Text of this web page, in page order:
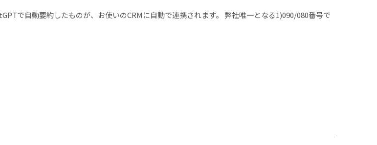
で自動要約したものが、お使いのCRMに自動で連携されます。 弊社唯一となる1)090/080番号で